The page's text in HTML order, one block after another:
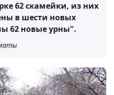
62 скамейки, из них
в шести новых
62 новые урны".